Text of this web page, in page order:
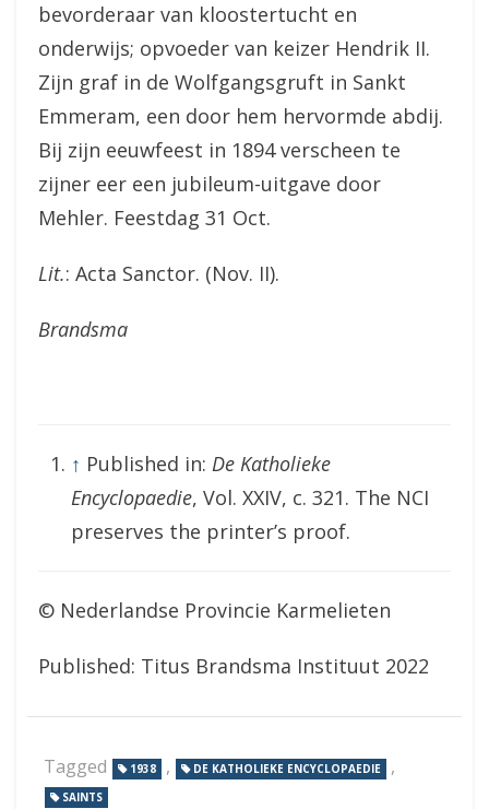
bevorderaar van kloostertucht en
onderwijs; opvoeder van keizer Hendrik II.
Zijn graf in de Wolfgangsgruft in Sankt
Emmeram, een door hem hervormde abdij.
Bij zijn eeuwfeest in 1894 verscheen te
zijner eer een jubileum-uitgave door
Mehler. Feestdag 31 Oct.
Lit.: Acta Sanctor. (Nov. II).
Brandsma
↑ Published in: De Katholieke
Encyclopaedie, Vol. XXIV, c. 321. The NCI
preserves the printer’s proof.
© Nederlandse Provincie Karmelieten
Published: Titus Brandsma Instituut 2022
Tagged 1938 , DE KATHOLIEKE ENCYCLOPAEDIE ,
SAINTS